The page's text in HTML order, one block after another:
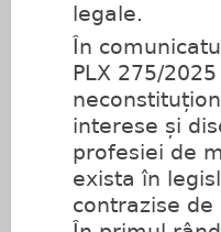
legale.
În
PLX 275/
interese și
profesiei de
exista în
contrazise